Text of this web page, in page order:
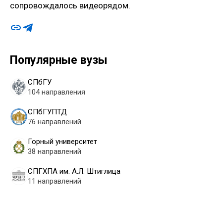
Популярные вузы
СПбГУ
104 направления
СПбГУПТД
76 направлений
Горный университет
38 направлений
СПГХПА им. А.Л. Штиглица
11 направлений
сопровождалось видеорядом.